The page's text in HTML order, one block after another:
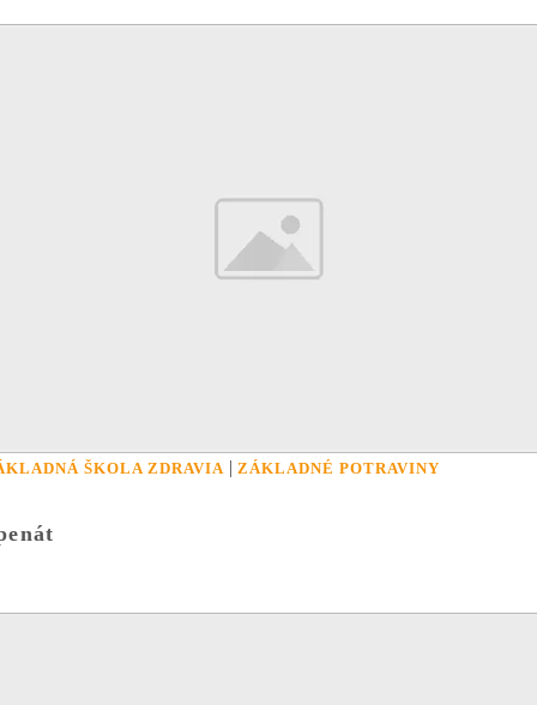
ŠKOLA ZDRAVIA | ZÁKLADNÉ POTRAVINY